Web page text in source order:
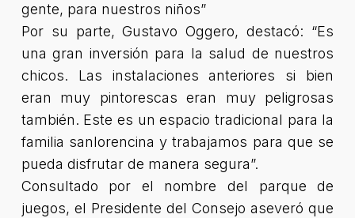
gente, para nuestros niños”
Por su parte, Gustavo Oggero, destacó: “Es
una gran inversión para la salud de nuestros
chicos. Las instalaciones anteriores si bien
eran muy pintorescas eran muy peligrosas
también. Este es un espacio tradicional para la
familia sanlorencina y trabajamos para que se
pueda disfrutar de manera segura”.
Consultado por el nombre del parque de
juegos, el Presidente del Consejo aseveró que